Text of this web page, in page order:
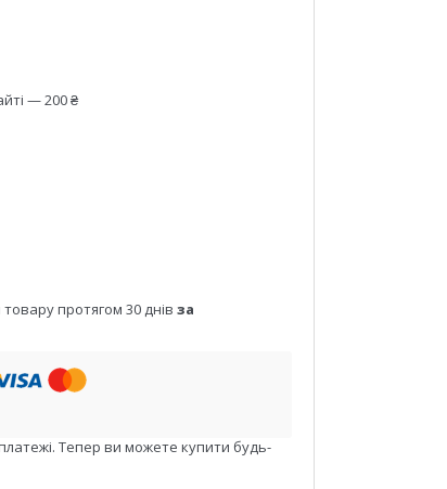
— 200 ₴
протягом 30 днів за
Тепер ви можете купити будь-